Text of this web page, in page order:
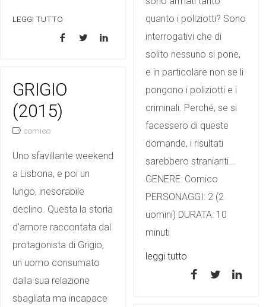
LEGGI TUTTO
quanto i poliziotti? Sono
interrogativi che di
solito nessuno si pone,
e in particolare non se li
pongono i poliziotti e i
criminali. Perché, se si
facessero di queste
domande, i risultati
sarebbero stranianti...
GENERE: Comico
PERSONAGGI: 2 (2
uomini) DURATA: 10
minuti
leggi tutto
GRIGIO
(2015)
comico
Uno sfavillante weekend
a Lisbona, e poi un
lungo, inesorabile
declino. Questa la storia
d'amore raccontata dal
protagonista di Grigio,
un uomo consumato
dalla sua relazione
sbagliata ma incapace